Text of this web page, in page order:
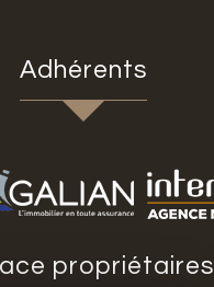
adhérents
propriétaires